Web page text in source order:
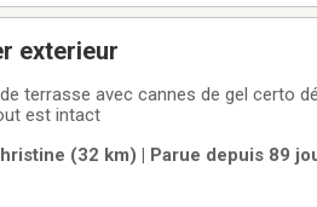
exterieur
terrasse avec cannes de gel certo
est intact
(32 km) | Parue depuis 89